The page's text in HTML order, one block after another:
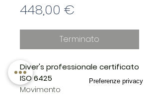
448,00 €
Terminato
Diver's professionale certificato
ISO 6425
Movimento